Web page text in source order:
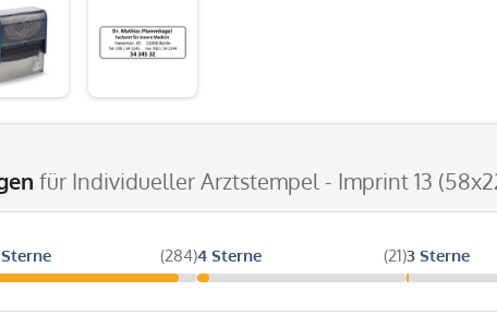
für Individueller Arztstempel - Imprint 13
(284)4 Sterne (21)3 Sterne